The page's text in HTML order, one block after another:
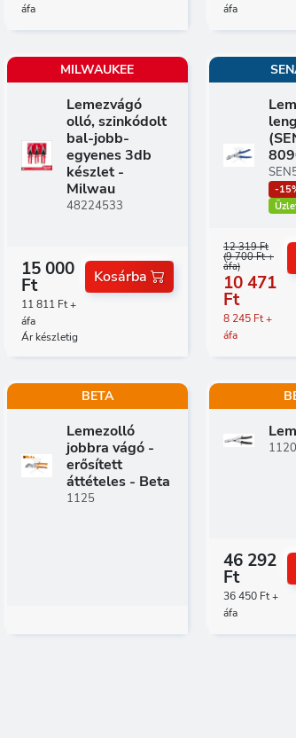
áfa
áfa
MILWAUKEE
Lemezvágó
olló, szinkódolt
bal-jobb-
egyenes 3db
készlet -
Milwau
48224533
15 000
Ft
11 811 Ft +
áfa
Ár készletig
Kosárba
-
12 319 Ft
(9 700 Ft +
áfa)
10 471
Ft
8 245 Ft +
áfa
BETA
Lemezolló
jobbra vágó -
erősített
áttételes - Beta
1125
46 292
Ft
36 450 Ft +
áfa